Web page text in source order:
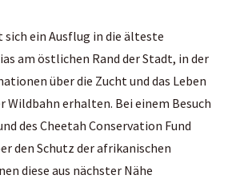
ein Ausflug in die älteste
am östlichen Rand der Stadt, in der
über die Zucht und das Leben
Wildbahn erhalten. Bei einem Besuch
des Cheetah Conservation Fund
den Schutz der afrikanischen
diese aus nächster Nähe